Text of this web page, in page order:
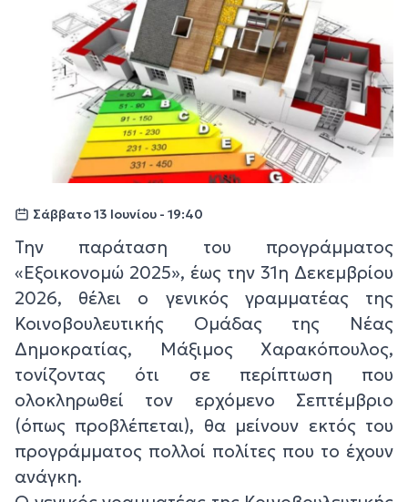
Σάββατο 13 Ιουνίου - 19:40
Την παράταση του προγράμματος
«Εξοικονομώ 2025», έως την 31η Δεκεμβρίου
2026, θέλει ο γενικός γραμματέας της
Κοινοβουλευτικής Ομάδας της Νέας
Δημοκρατίας, Μάξιμος Χαρακόπουλος,
τονίζοντας ότι σε περίπτωση που
ολοκληρωθεί τον ερχόμενο Σεπτέμβριο
(όπως προβλέπεται), θα μείνουν εκτός του
προγράμματος πολλοί πολίτες που το έχουν
ανάγκη.